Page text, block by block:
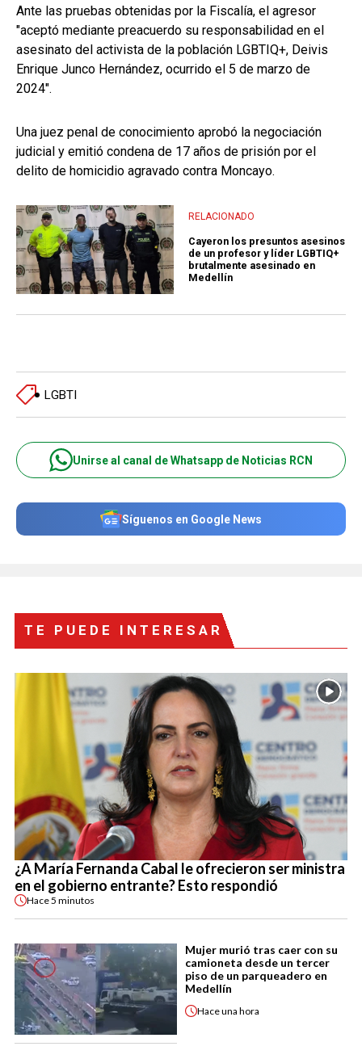
Ante las pruebas obtenidas por la Fiscalía, el agresor
"aceptó mediante preacuerdo su responsabilidad en el
asesinato del activista de la población LGBTIQ+, Deivis
Enrique Junco Hernández, ocurrido el 5 de marzo de
2024".
Una juez penal de conocimiento aprobó la negociación
judicial y emitió condena de 17 años de prisión por el
delito de homicidio agravado contra Moncayo.
RELACIONADO
Cayeron los presuntos asesinos
de un profesor y líder LGBTIQ+
brutalmente asesinado en
Medellín
LGBTI
Unirse al canal de Whatsapp de Noticias RCN
Síguenos en Google News
TE PUEDE INTERESAR
¿A María Fernanda Cabal le ofrecieron ser ministra
en el gobierno entrante? Esto respondió
Hace5 minutos
Mujer murió tras caer con su
camioneta desde un tercer
piso de un parqueadero en
Medellín
Haceuna hora